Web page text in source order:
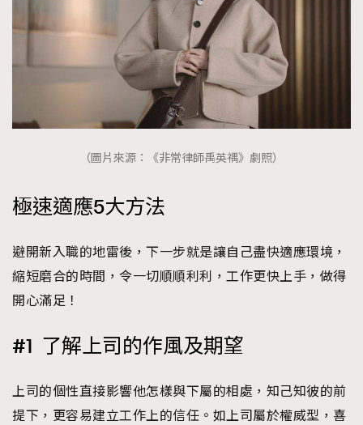
（圖片來源：《非常律師禹英禑》劇照）
極速適應5大方法
避開新入職的地雷後，下一步就是讓自己盡快適應環境，
縮短磨合的時間，令一切順順利利，工作更快上手，做得
開心滿足！
#1 了解上司的作風及期望
上司的個性直接影響他怎樣與下屬的相處，知己知彼的前
提下，更容易建立工作上的信任。如上司屬於權威型，喜